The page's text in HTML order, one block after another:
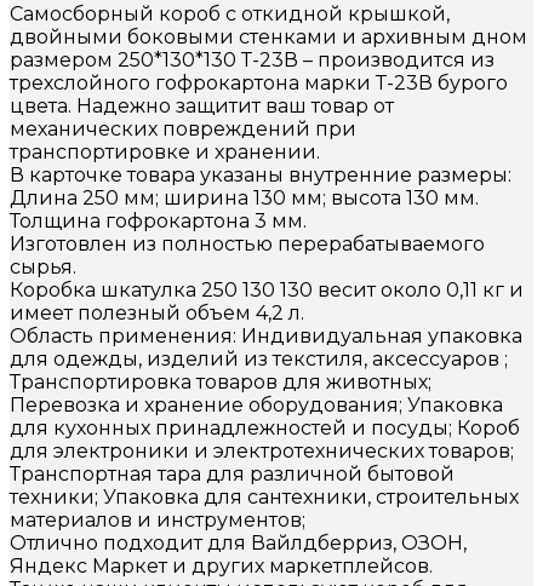
Самосборный короб с откидной крышкой,
двойными боковыми стенками и архивным дном
размером 250*130*130 Т-23В – производится из
трехслойного гофрокартона марки Т-23В бурого
цвета. Надежно защитит ваш товар от
механических повреждений при
транспортировке и хранении.
В карточке товара указаны внутренние размеры:
Длина 250 мм; ширина 130 мм; высота 130 мм.
Толщина гофрокартона 3 мм.
Изготовлен из полностью перерабатываемого
сырья.
Коробка шкатулка 250 130 130 весит около 0,11 кг и
имеет полезный объем 4,2 л.
Область применения: Индивидуальная упаковка
для одежды, изделий из текстиля, аксессуаров ;
Транспортировка товаров для животных;
Перевозка и хранение оборудования; Упаковка
для кухонных принадлежностей и посуды; Короб
для электроники и электротехнических товаров;
Транспортная тара для различной бытовой
техники; Упаковка для сантехники, строительных
материалов и инструментов;
Отлично подходит для Вайлдберриз, ОЗОН,
Яндекс Маркет и других маркетплейсов.